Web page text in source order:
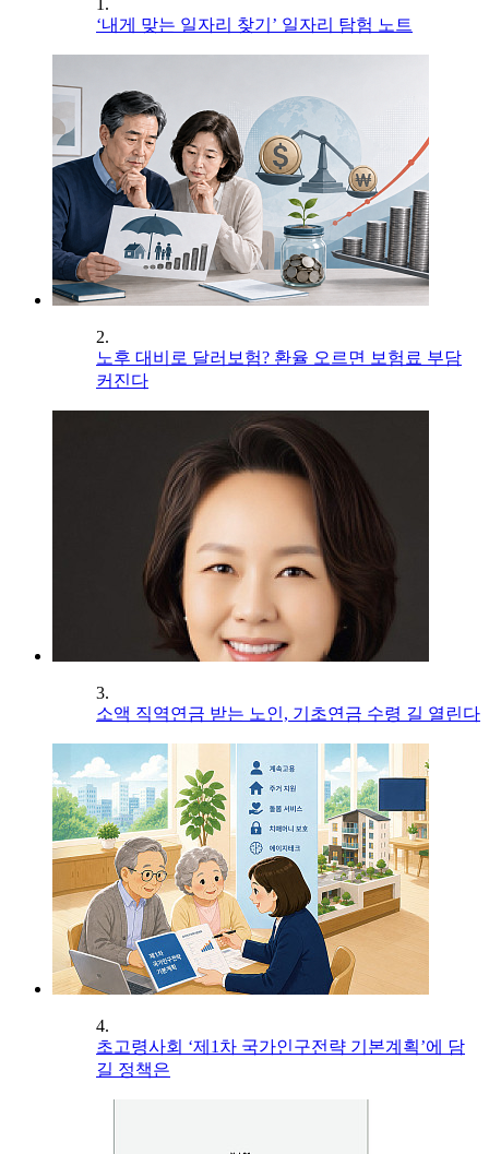
1.
‘내게 맞는 일자리 찾기’ 일자리 탐험 노트
2.
노후 대비로 달러보험? 환율 오르면 보험료 부담
커진다
3.
소액 직역연금 받는 노인, 기초연금 수령 길 열린다
4.
초고령사회 ‘제1차 국가인구전략 기본계획’에 담
길 정책은